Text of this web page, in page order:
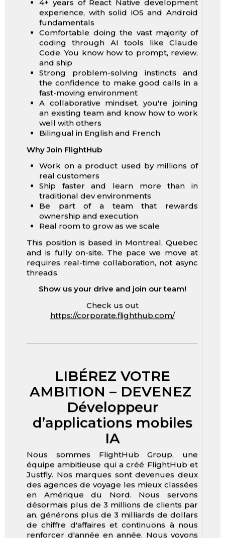
4+ years of React Native development
experience, with solid iOS and Android
fundamentals
Comfortable doing the vast majority of
coding through AI tools like Claude
Code. You know how to prompt, review,
and ship
Strong problem-solving instincts and
the confidence to make good calls in a
fast-moving environment
A collaborative mindset, you're joining
an existing team and know how to work
well with others
Bilingual in English and French
Why Join FlightHub
Work on a product used by millions of
real customers
Ship faster and learn more than in
traditional dev environments
Be part of a team that rewards
ownership and execution
Real room to grow as we scale
This position is based in Montreal, Quebec
and is fully on-site. The pace we move at
requires real-time collaboration, not async
threads.
Show us your drive and join our team!
Check us out
https://corporate.flighthub.com/
LIBÉREZ VOTRE
AMBITION – DEVENEZ
Développeur
d’applications mobiles
IA
Nous sommes FlightHub Group, une
équipe ambitieuse qui a créé FlightHub et
Justfly. Nos marques sont devenues deux
des agences de voyage les mieux classées
en Amérique du Nord. Nous servons
désormais plus de 3 millions de clients par
an, générons plus de 3 milliards de dollars
de chiffre d'affaires et continuons à nous